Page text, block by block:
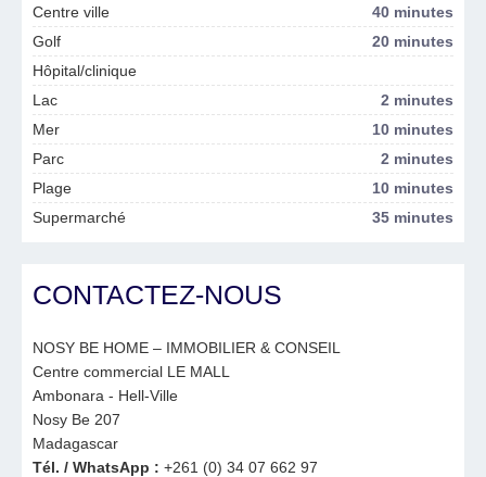
Centre ville
40 minutes
Golf
20 minutes
Hôpital/clinique
Lac
2 minutes
Mer
10 minutes
Parc
2 minutes
Plage
10 minutes
Supermarché
35 minutes
CONTACTEZ-NOUS
NOSY BE HOME – IMMOBILIER & CONSEIL
Centre commercial LE MALL
Ambonara - Hell-Ville
Nosy Be 207
Madagascar
Tél. / WhatsApp : +261 (0) 34 07 662 97